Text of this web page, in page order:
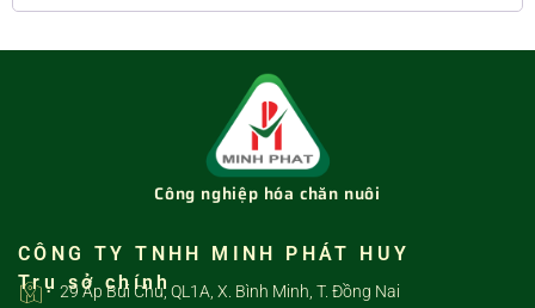
Công nghiệp hóa chăn nuôi
CÔNG TY TNHH MINH PHÁT HUY
Trụ sở chính
29 Ấp Bùi Chu, QL1A, X. Bình Minh, T. Đồng Nai